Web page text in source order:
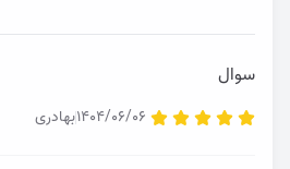
سوال
1404/06/06بهادری